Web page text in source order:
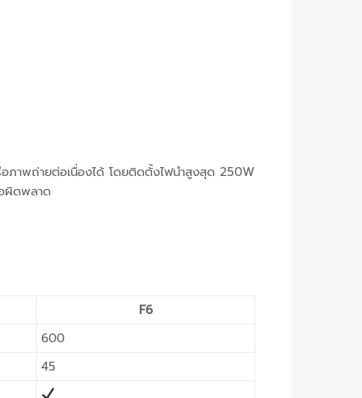
อภาพถ่ายต่อเนื่องได้ โดยติดตั้งไฟนำสูงสุด 250W
ผิดพลาด
F6
600
45